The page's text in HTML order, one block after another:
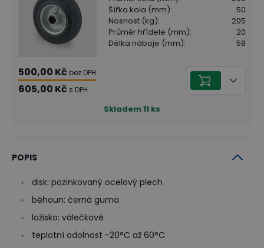
Šířka kola (mm):
50
Nosnost (kg):
205
Průměr hřídele (mm):
20
Délka náboje (mm): 58
500,00 Kč bez DPH
605,00 Kč s DPH
Skladem11 ks
POPIS
disk: pozinkovaný ocelový plech
běhoun: černá guma
ložisko: válečkové
teplotní odolnost -20°C až 60°C